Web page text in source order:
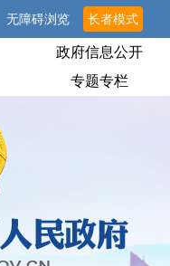
无障碍浏览 长者模式
政府信息公开
专题专栏